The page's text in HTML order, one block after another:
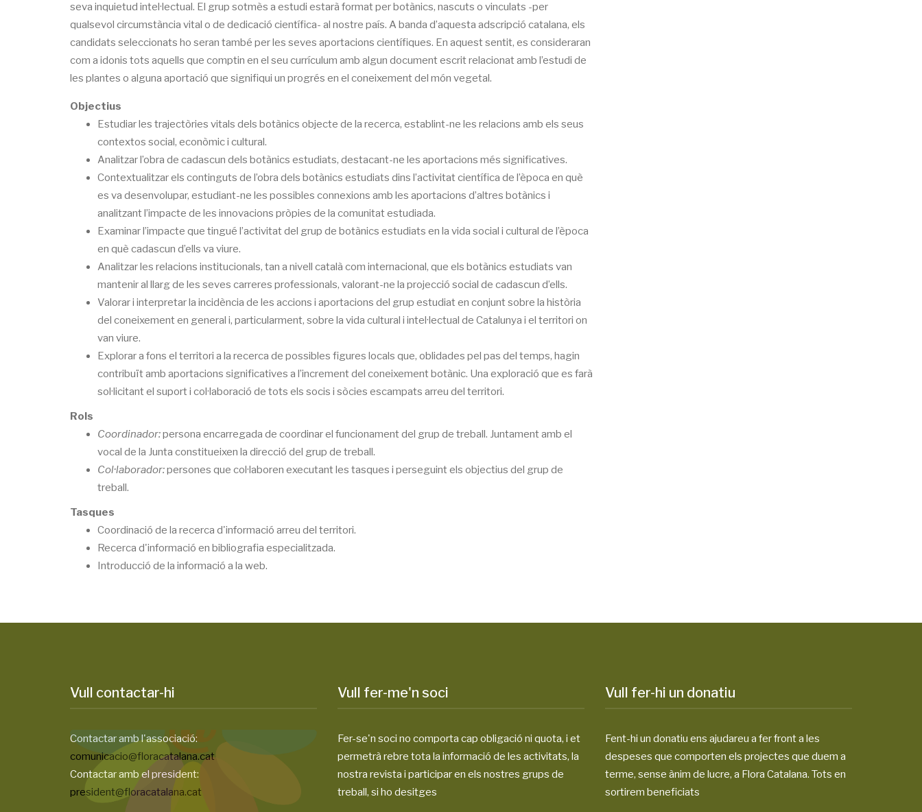
seva inquietud intel·lectual. El grup sotmès a estudi estarà format per botànics, nascuts o vinculats -per
qualsevol circumstància vital o de dedicació científica- al nostre país. A banda d’aquesta adscripció catalana, els
candidats seleccionats ho seran també per les seves aportacions científiques. En aquest sentit, es consideraran
com a idonis tots aquells que comptin en el seu currículum amb algun document escrit relacionat amb l’estudi de
les plantes o alguna aportació que signifiqui un progrés en el coneixement del món vegetal.
Objectius
Estudiar les trajectòries vitals dels botànics objecte de la recerca, establint-ne les relacions amb els seus
contextos social, econòmic i cultural.
Analitzar l’obra de cadascun dels botànics estudiats, destacant-ne les aportacions més significatives.
Contextualitzar els continguts de l’obra dels botànics estudiats dins l’activitat científica de l’època en què
es va desenvolupar, estudiant-ne les possibles connexions amb les aportacions d’altres botànics i
analitzant l’impacte de les innovacions pròpies de la comunitat estudiada.
Examinar l’impacte que tingué l’activitat del grup de botànics estudiats en la vida social i cultural de l’època
en què cadascun d’ells va viure.
Analitzar les relacions institucionals, tan a nivell català com internacional, que els botànics estudiats van
mantenir al llarg de les seves carreres professionals, valorant-ne la projecció social de cadascun d’ells.
Valorar i interpretar la incidència de les accions i aportacions del grup estudiat en conjunt sobre la història
del coneixement en general i, particularment, sobre la vida cultural i intel·lectual de Catalunya i el territori on
van viure.
Explorar a fons el territori a la recerca de possibles figures locals que, oblidades pel pas del temps, hagin
contribuït amb aportacions significatives a l’increment del coneixement botànic. Una exploració que es farà
sol·licitant el suport i col·laboració de tots els socis i sòcies escampats arreu del territori.
Rols
Coordinador:persona encarregada de coordinar el funcionament del grup de treball. Juntament amb el
vocal de la Junta constitueixen la direcció del grup de treball.
Col·laborador:persones que col·laboren executant les tasques i perseguint els objectius del grup de
treball.
Tasques
Coordinació de la recerca d'informació arreu del territori.
Recerca d'informació en bibliografia especialitzada.
Introducció de la informació a la web.
Vull contactar-hi
Contactar amb l'associació:
comunicacio@floracatalana.cat
Contactar amb el president:
president@floracatalana.cat
Vull fer-me'n soci
Fer-se'n soci no comporta cap obligació ni quota, i et
permetrà rebre tota la informació de les activitats, la
nostra revista i participar en els nostres grups de
treball, si ho desitges
Vull fer-hi un donatiu
Fent-hi un donatiu ens ajudareu a fer front a les
despeses que comporten els projectes que duem a
terme, sense ànim de lucre, a Flora Catalana. Tots en
sortirem beneficiats